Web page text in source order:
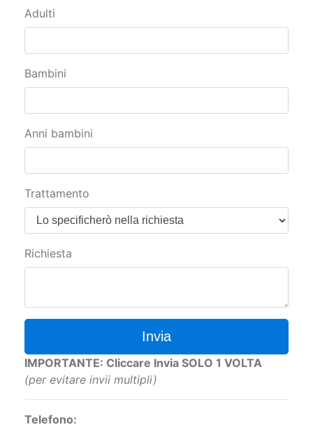
Adulti
Bambini
Anni bambini
Trattamento
Richiesta
Invia
IMPORTANTE: Cliccare Invia SOLO 1 VOLTA
(per evitare invii multipli)
Telefono: